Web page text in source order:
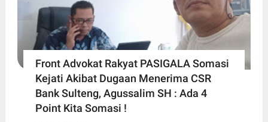
Front Advokat Rakyat PASIGALA Somasi
Kejati Akibat Dugaan Menerima CSR
Bank Sulteng, Agussalim SH : Ada 4
Point Kita Somasi !